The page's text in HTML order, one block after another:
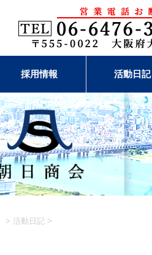
採用情報 活動日記
> 活動日記 >